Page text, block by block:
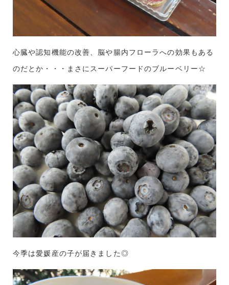
心臓や認知機能の改善、脳や腸内フローラへの効果もある
のだとか・・・まさにスーパーフードのブルーベリー☆
今季は愛媛産の子が届きました◎